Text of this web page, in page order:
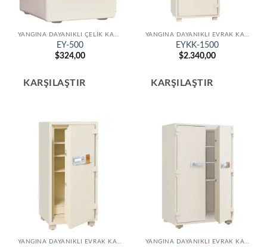
YANGINA DAYANIKLI ÇELIK KASALAR
EY-500
$324,00
KARŞILAŞTIR
YANGINA DAYANIKLI EVRAK KASALARI
EYKK-1500
$2.340,00
KARŞILAŞTIR
YANGINA DAYANIKLI EVRAK KASALARI YANGINA DAYANIKLI EVRAK KASALARI